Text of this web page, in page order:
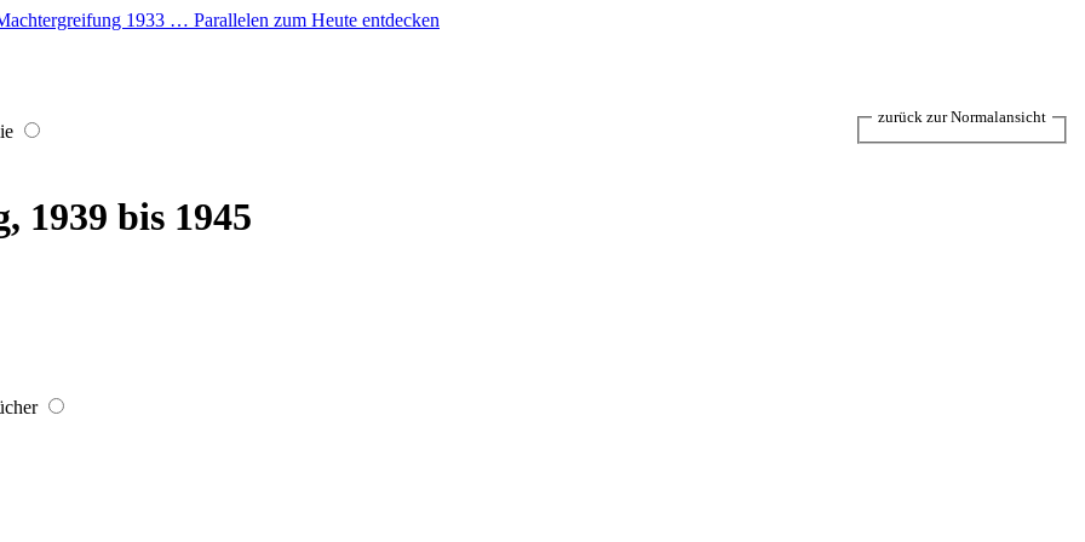
1933 … Parallelen zum Heute entdecken
1939 bis 1945
zurück zur Normalansicht